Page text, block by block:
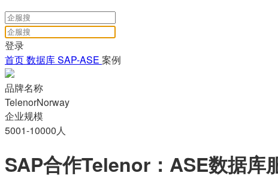
登录
首页数据库SAP-ASE 案例
品牌名称
TelenorNorway
企业规模
5001-10000人
SAP合作Telenor：ASE数据库